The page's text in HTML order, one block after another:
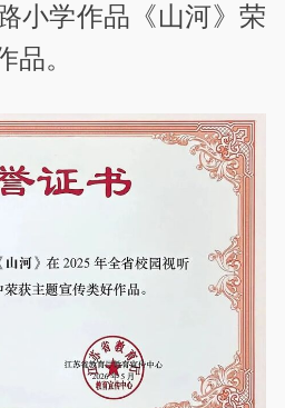
小学作品《山河》荣
品。